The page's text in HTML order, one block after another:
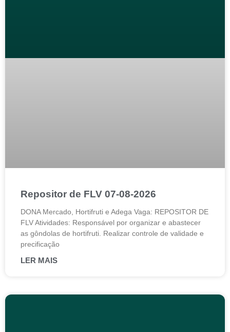
Repositor de FLV 07-08-2026
DONA Mercado, Hortifruti e Adega Vaga: REPOSITOR DE
FLV Atividades: Responsável por organizar e abastecer
as gôndolas de hortifruti. Realizar controle de validade e
precificação
LER MAIS